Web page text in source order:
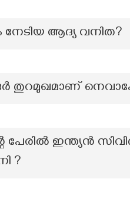
നേടിയ ആദ്യ വനിത?
തുറമുഖമാണ്
പേരിൽ ഇന്ത്യൻ
?